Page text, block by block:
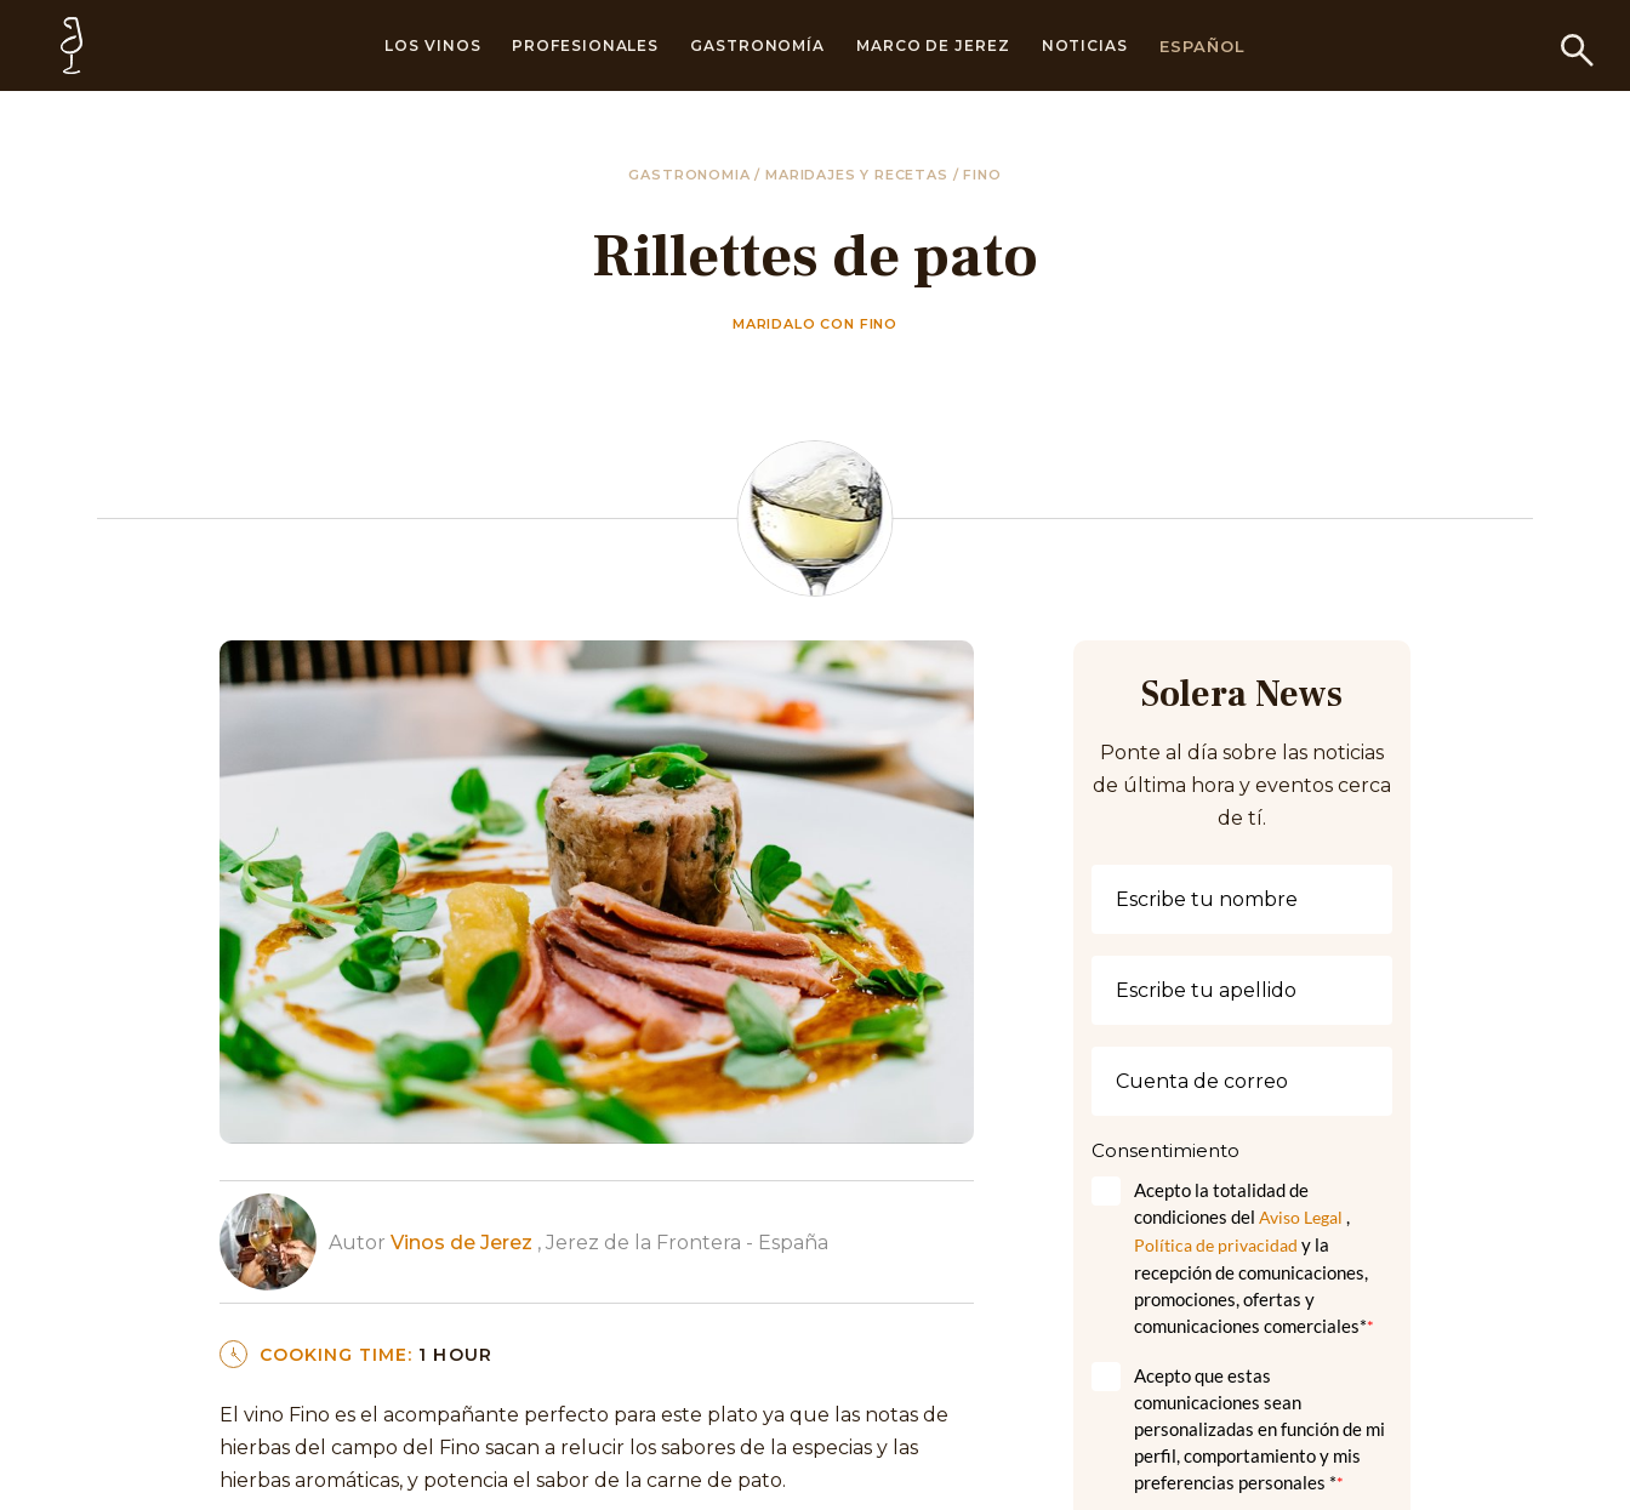
LOS VINOS PROFESIONALES GASTRONOMÍA MARCO DE JEREZ NOTICIAS ESPAÑOL
GASTRONOMIA/MARIDAJES Y RECETAS /FINO
Rillettes de pato
MARIDALO CON FINO
Autor Vinos de Jerez , Jerez de la Frontera - España
COOKING TIME: 1 HOUR
El vino Fino es el acompañante perfecto para este plato ya que las notas de
hierbas del campo del Fino sacan a relucir los sabores de la especias y las
hierbas aromáticas, y potencia el sabor de la carne de pato.
Solera News
Ponte al día sobre las noticias
de última hora y eventos cerca
de tí.
Consentimiento
Acepto la totalidad de
condiciones delAviso Legal ,
Política de privacidad y la
recepción de comunicaciones,
promociones, ofertas y
comunicaciones comerciales**
Acepto que estas
comunicaciones sean
personalizadas en función de mi
perfil, comportamiento y mis
preferencias personales **